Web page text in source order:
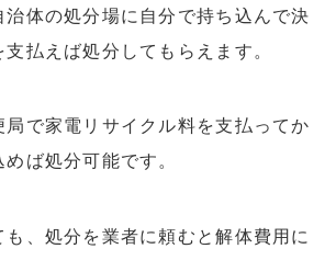
体の処分場に自分で持ち込んで決
払えば処分してもらえます。
で家電リサイクル料を支払ってか
ば処分可能です。
も、処分を業者に頼むと解体費用に